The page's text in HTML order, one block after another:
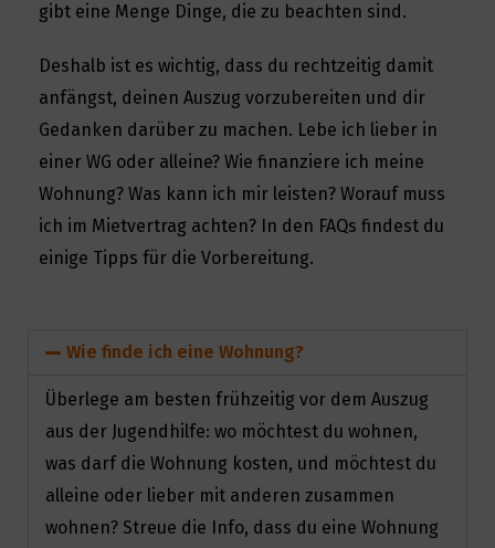
Search
gibt eine Menge Dinge, die zu beachten sind.
Deshalb ist es wichtig, dass du rechtzeitig damit
anfängst, deinen Auszug vorzubereiten und dir
Gedanken darüber zu machen. Lebe ich lieber in
einer WG oder alleine? Wie finanziere ich meine
Wohnung? Was kann ich mir leisten? Worauf muss
ich im Mietvertrag achten? In den FAQs findest du
einige Tipps für die Vorbereitung.
Wie finde ich eine Wohnung?
Überlege am besten frühzeitig vor dem Auszug
aus der Jugendhilfe: wo möchtest du wohnen,
was darf die Wohnung kosten, und möchtest du
alleine oder lieber mit anderen zusammen
wohnen? Streue die Info, dass du eine Wohnung